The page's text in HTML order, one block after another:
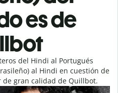
es de
del Hindi al Portugués
al Hindi en cuestión de
gran calidad de Quillbot.